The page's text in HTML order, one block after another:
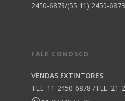
2450-6878/(55 11) 2450-6873
FALE CONOSCO
VENDAS EXTINTORES
TEL: 11-2450-6878 /TEL: 21-